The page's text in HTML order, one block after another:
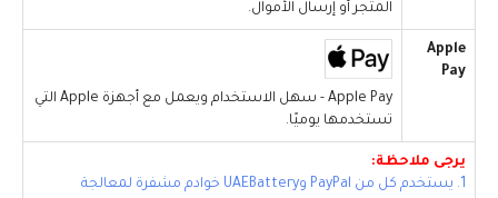
المتجر أو إرسال الأموال.
Apple
Pay
Apple Pay - سهل الاستخدام ويعمل مع أجهزة Apple التي
تستخدمها يوميًا.
يرجى ملاحظة:
1. يستخدم كل من PayPal وUAEBattery خوادم مشفرة لمعالجة